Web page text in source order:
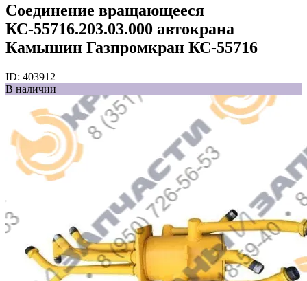
Соединение вращающееся
КС-55716.203.03.000 автокрана
Камышин Газпромкран КС-55716
ID: 403912
В наличии